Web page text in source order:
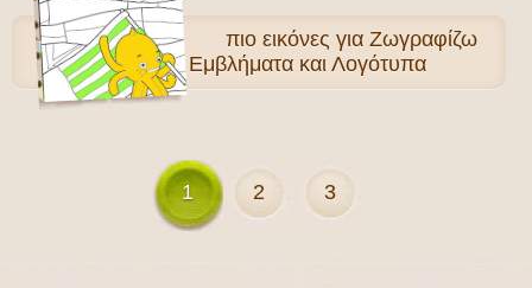
πιο εικόνες για Ζωγραφίζω
Σημαίες, Εμβλήματα και Λογότυπα
1 2 3